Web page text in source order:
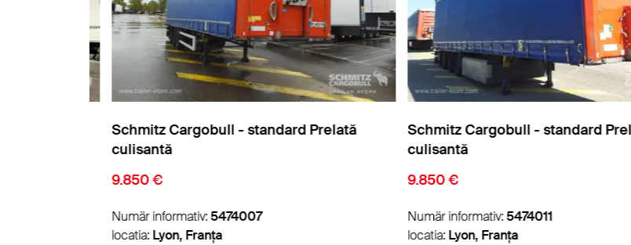
Schmitz Cargobull - standard Prelată
culisantă
9.850 €
Numär informativ:5474007
locatia:Lyon, Franța
Schmitz Cargobull - standard Prelată
culisantă
9.850 €
Numär informativ:5474011
locatia:Lyon, Franța